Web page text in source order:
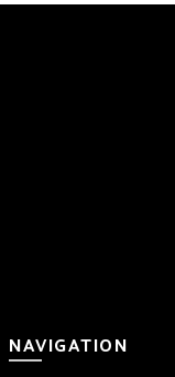
NAVIGATION